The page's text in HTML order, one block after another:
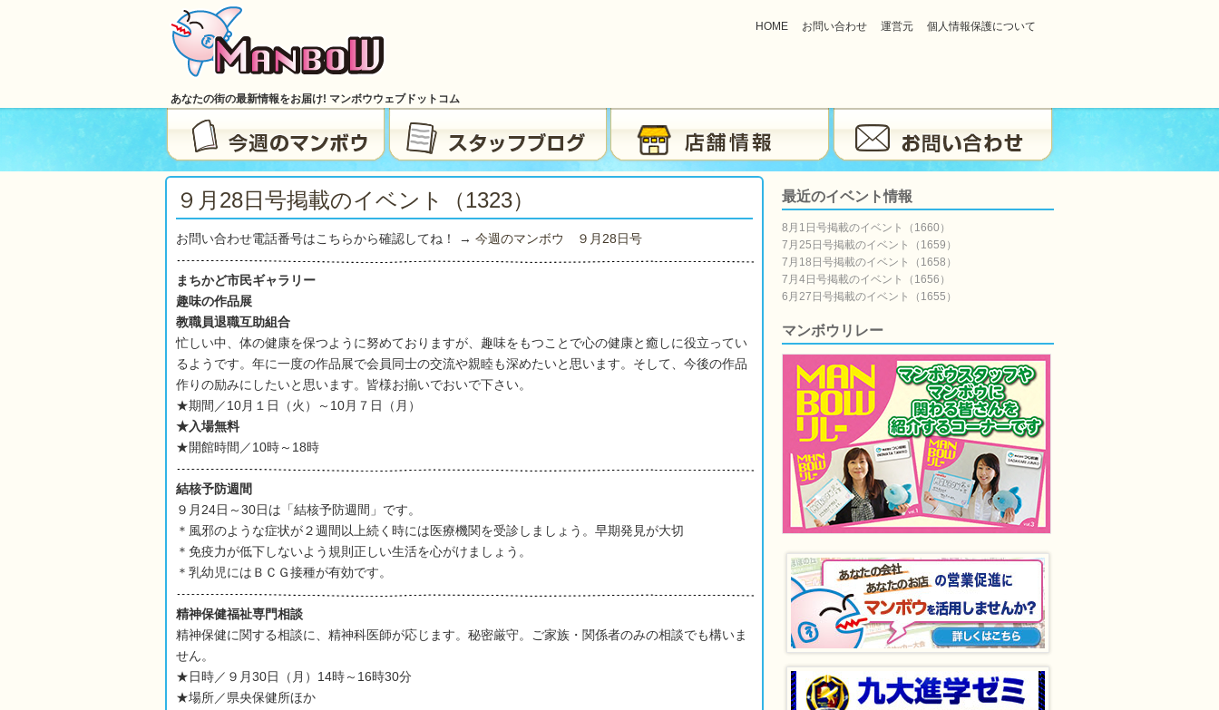
あなたの街の最新情報をお届け! マンボウウェブドットコム
HOME お問い合わせ 運営元 個人情報保護について
９月28日号掲載のイベント（1323）
お問い合わせ電話番号はこちらから確認してね！ → 今週のマンボウ ９月28日号
まちかど市民ギャラリー
趣味の作品展
教職員退職互助組合
忙しい中、体の健康を保つように努めておりますが、趣味をもつことで心の健康と癒しに役立ってい
るようです。年に一度の作品展で会員同士の交流や親睦も深めたいと思います。そして、今後の作品
作りの励みにしたいと思います。皆様お揃いでおいで下さい。
★期間／10月１日（火）～10月７日（月）
★入場無料
★開館時間／10時～18時
結核予防週間
９月24日～30日は「結核予防週間」です。
＊風邪のような症状が２週間以上続く時には医療機関を受診しましょう。早期発見が大切
＊免疫力が低下しないよう規則正しい生活を心がけましょう。
＊乳幼児にはＢＣＧ接種が有効です。
精神保健福祉専門相談
精神保健に関する相談に、精神科医師が応じます。秘密厳守。ご家族・関係者のみの相談でも構いま
せん。
★日時／９月30日（月）14時～16時30分
★場所／県央保健所ほか
最近のイベント情報
8月1日号掲載のイベント（1660）
7月25日号掲載のイベント（1659）
7月18日号掲載のイベント（1658）
7月4日号掲載のイベント（1656）
6月27日号掲載のイベント（1655）
マンボウリレー